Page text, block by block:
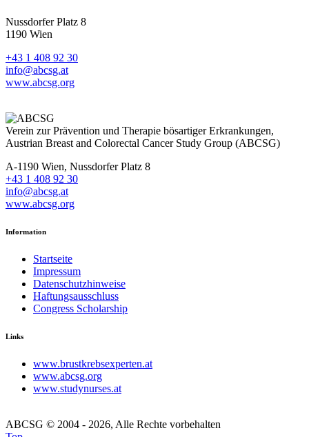
Nussdorfer Platz 8
1190 Wien
+43 1 408 92 30
info@abcsg.at
www.abcsg.org
Verein zur Prävention und Therapie bösartiger Erkrankungen,
Austrian Breast and Colorectal Cancer Study Group (ABCSG)
A-1190 Wien, Nussdorfer Platz 8
+43 1 408 92 30
info@abcsg.at
www.abcsg.org
Information
Startseite
Impressum
Datenschutzhinweise
Haftungsausschluss
Congress Scholarship
Links
www.brustkrebsexperten.at
www.abcsg.org
www.studynurses.at
ABCSG © 2004 - 2026, Alle Rechte vorbehalten